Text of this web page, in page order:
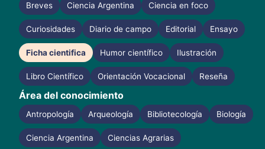
Breves Ciencia Argentina Ciencia en foco
Curiosidades Diario de campo Editorial Ensayo
Ficha cientifica Humor científico Ilustración
Libro Científico Orientación Vocacional Reseña
Área del conocimiento
Antropología Arqueología Bibliotecología Biología
Ciencia Argentina Ciencias Agrarias